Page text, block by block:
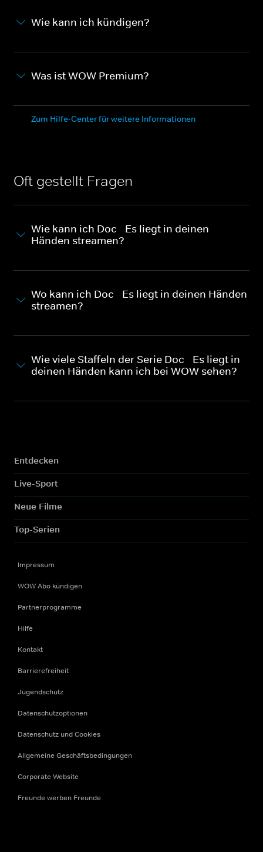
Wie kann ich kündigen?
Was ist WOW Premium?
Zum Hilfe-Center für weitere Informationen
Oft gestellt Fragen
Wie kann ich Doc - Es liegt in deinen
Händen streamen?
Wo kann ich Doc - Es liegt in deinen Händen
streamen?
Wie viele Staffeln der Serie Doc - Es liegt in
deinen Händen kann ich bei WOW sehen?
Entdecken
Live-Sport
Neue Filme
Top-Serien
Impressum
WOW Abo kündigen
Partnerprogramme
Hilfe
Kontakt
Barrierefreiheit
Jugendschutz
Datenschutzoptionen
Datenschutz und Cookies
Allgemeine Geschäftsbedingungen
Corporate Website
Freunde werben Freunde